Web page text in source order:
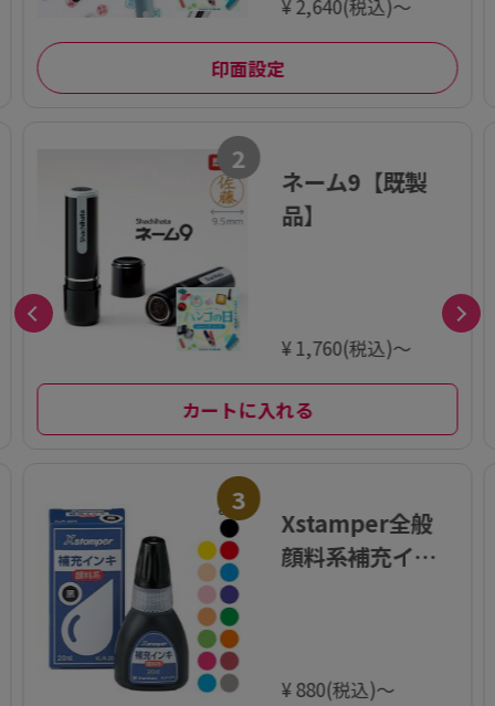
¥ 2,640(税込)～
印面設定
2
ネーム9【既製
品】
¥ 1,760(税込)～
カートに入れる
3
Xstamper全般
顔料系補充イン
¥ 880(税込)～